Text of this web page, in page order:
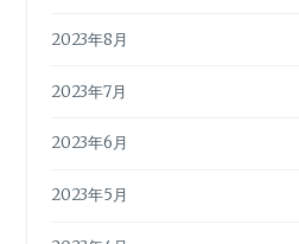
2023年8月
2023年7月
2023年6月
2023年5月